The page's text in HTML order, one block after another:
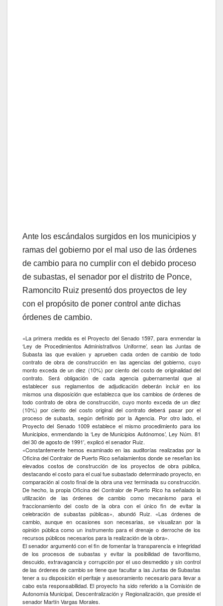
Ante los escándalos surgidos en los municipios y
ramas del gobierno por el mal uso de las órdenes
de cambio para no cumplir con el debido proceso
de subastas, el senador por el distrito de Ponce,
Ramoncito Ruiz presentó dos proyectos de ley
con el propósito de poner control ante dichas
órdenes de cambio.
«La primera medida es el Proyecto del Senado 1597, para enmendar la
‘Ley de Procedimientos Administrativos Uniforme’, sean las Juntas de
Subasta las que evalúen y aprueben cada orden de cambio de todo
contrato de obra de construcción en las agencias del gobierno, cuyo
monto exceda de un diez (10%) por ciento del costo de originalidad del
contrato. Será obligación de cada agencia gubernamental que al
establecer sus reglamentos de adjudicación deberán incluir en los
mismos una disposición que establezca que los cambios de órdenes de
todo contrato de obra de construcción, cuyo monto exceda de un diez
(10%) por ciento del costo original del contrato deberá pasar por el
proceso de subasta, según definido por la Agencia. Por otro lado, el
Proyecto del Senado 1009 establece el mismo procedimiento para los
Municipios, enmendando la ‘Ley de Municipios Autónomos’, Ley Núm. 81
del 30 de agosto de 1991′, explicó el senador Ruiz.
«Constantemente hemos examinado en las auditorías realizadas por la
Oficina del Contralor de Puerto Rico señalamientos donde se reseñan los
elevados costos de construcción de los proyectos de obra pública,
destacando el costo para el cual fue subastado determinado proyecto, en
comparación al costo final de la obra una vez terminada su construcción.
De hecho, la propia Oficina del Contralor de Puerto Rico ha señalado la
utilización de las órdenes de cambio como mecanismo para el
fraccionamiento del costo de la obra con el único fin de evitar la
celebración de subastas públicas», abundó Ruiz. «Las órdenes de
cambio, aunque en ocasiones son necesarias, se visualizan por la
opinión pública como un instrumento para el drenaje o derroche de los
recursos públicos necesarios para la realización de la obra».
El senador argumentó con el fin de fomentar la transparencia e integridad
de los procesos de subastas y evitar la posibilidad de favoritismo,
descuido, extravagancia y corrupción por el uso desmedido y sin control
de las órdenes de cambio se tiene que facultar a las Juntas de Subastas
tener a su disposición el peritaje y asesoramiento necesario para llevar a
cabo esta responsabilidad. El proyecto ha sido referido a la Comisión de
Autonomía Municipal, Descentralización y Regionalización, que preside el
senador Martín Vargas Morales.